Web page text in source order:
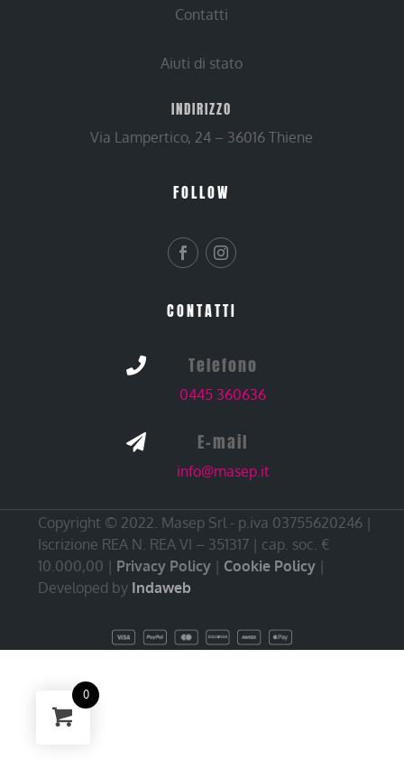
Contatti
Aiuti di stato
INDIRIZZO
Via Lampertico, 24 – 36016 Thiene
FOLLOW
CONTATTI
 Telefono
0445 360636
 E-mail
info@masep.it
Copyright © 2022. Masep Srl - p.iva 03755620246 |
Iscrizione REA N. REA VI – 351317 | cap. soc. €
10.000,00 | Privacy Policy | Cookie Policy |
Developed by Indaweb
0